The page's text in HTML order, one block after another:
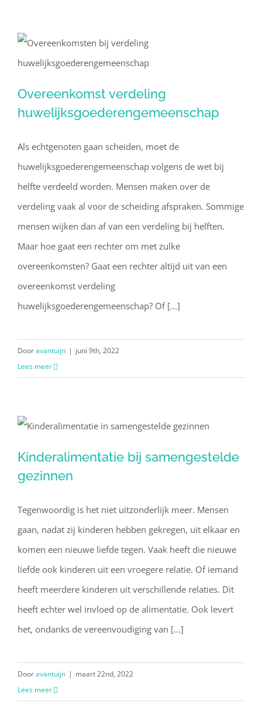
Overeenkomst verdeling
huwelijksgoederengemeenschap
Overeenkomst verdeling
huwelijksgoederengemeenschap
Als echtgenoten gaan scheiden, moet de
huwelijksgoederengemeenschap volgens de wet bij
helfte verdeeld worden. Mensen maken over de
verdeling vaak al voor de scheiding afspraken. Sommige
mensen wijken dan af van een verdeling bij helften.
Maar hoe gaat een rechter om met zulke
overeenkomsten? Gaat een rechter altijd uit van een
overeenkomst verdeling
huwelijksgoederengemeenschap? Of [...]
Dooravantuijn | juni 9th, 2022
Lees meer
Kinderalimentatie bij samengestelde
Kinderalimentatie bij samengestelde
gezinnen
Tegenwoordig is het niet uitzonderlijk meer. Mensen
gaan, nadat zij kinderen hebben gekregen, uit elkaar en
komen een nieuwe liefde tegen. Vaak heeft die nieuwe
liefde ook kinderen uit een vroegere relatie. Of iemand
heeft meerdere kinderen uit verschillende relaties. Dit
heeft echter wel invloed op de alimentatie. Ook levert
het, ondanks de vereenvoudiging van [...]
Dooravantuijn | maart 22nd, 2022
Lees meer